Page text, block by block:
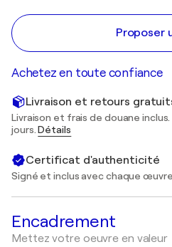
Proposer
Achetez en toute confiance
Livraison et retours
Livraison et frais de douane
jours.Détails
Certificat d'authenticité
Signé et inclus avec chaque
Encadrement
Mettez votre oeuvre en valeur